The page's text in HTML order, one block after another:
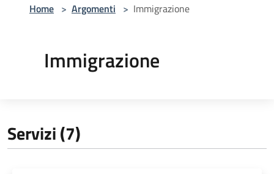
Home > Argomenti > Immigrazione
Immigrazione
Servizi (7)